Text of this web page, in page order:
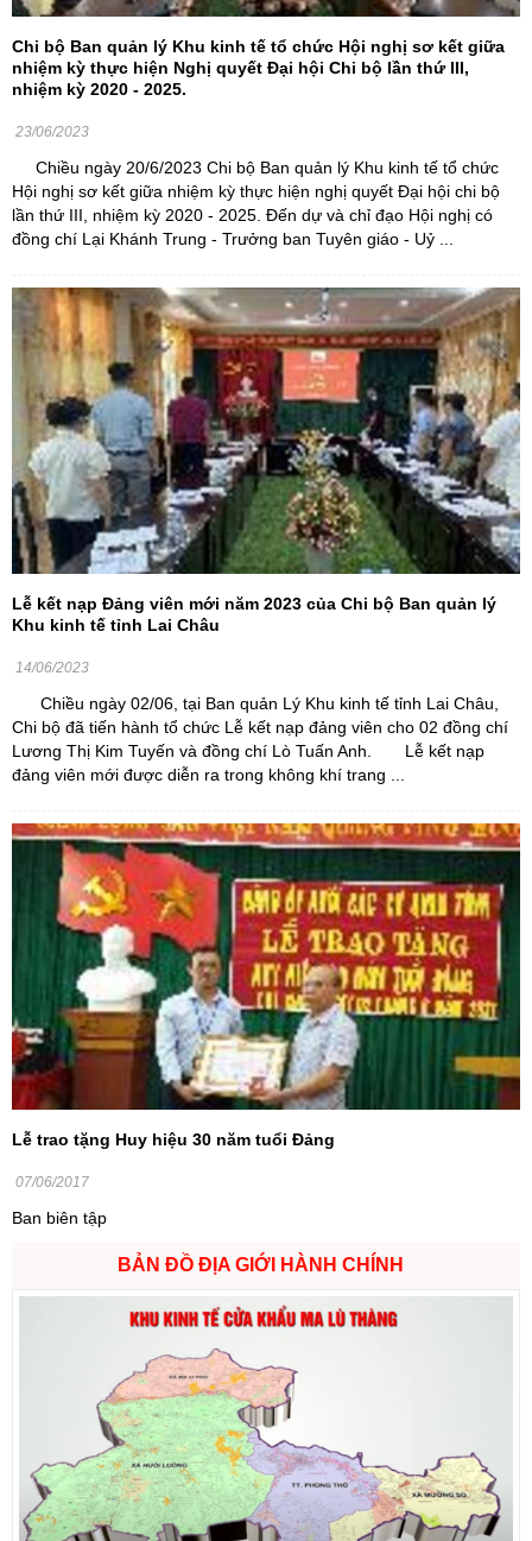
Chi bộ Ban quản lý Khu kinh tế tổ chức Hội nghị sơ kết giữa
nhiệm kỳ thực hiện Nghị quyết Đại hội Chi bộ lần thứ III,
nhiệm kỳ 2020 - 2025.
23/06/2023
Chiều ngày 20/6/2023 Chi bộ Ban quản lý Khu kinh tế tổ chức
Hội nghị sơ kết giữa nhiệm kỳ thực hiện nghị quyết Đại hội chi bộ
lần thứ III, nhiệm kỳ 2020 - 2025. Đến dự và chỉ đạo Hội nghị có
đồng chí Lại Khánh Trung - Trưởng ban Tuyên giáo - Uỷ ...
Lễ kết nạp Đảng viên mới năm 2023 của Chi bộ Ban quản lý
Khu kinh tế tỉnh Lai Châu
14/06/2023
Chiều ngày 02/06, tại Ban quản Lý Khu kinh tế tỉnh Lai Châu,
Chi bộ đã tiến hành tổ chức Lễ kết nạp đảng viên cho 02 đồng chí
Lương Thị Kim Tuyến và đồng chí Lò Tuấn Anh. Lễ kết nạp
đảng viên mới được diễn ra trong không khí trang ...
Lễ trao tặng Huy hiệu 30 năm tuổi Đảng
07/06/2017
Ban biên tập
BẢN ĐỒ ĐỊA GIỚI HÀNH CHÍNH